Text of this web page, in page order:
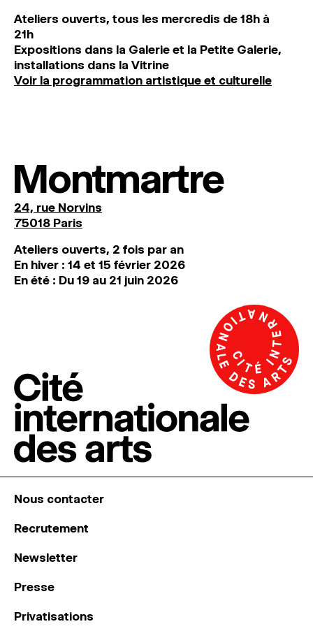
Ateliers ouverts, tous les mercredis de 18h à
21h
Expositions dans la Galerie et la Petite Galerie,
installations dans la Vitrine
Voir la programmation artistique et culturelle
Montmartre
24, rue Norvins
75018 Paris
Ateliers ouverts, 2 fois par an
En hiver : 14 et 15 février 2026
En été : Du 19 au 21 juin 2026
Nous contacter
Recrutement
Newsletter
Presse
Privatisations